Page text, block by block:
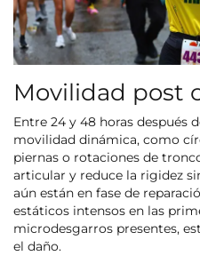
Movilidad post
Entre 24 y 48 horas después
movilidad dinámica, como
piernas o rotaciones de
articular y reduce la rigidez
aún están en fase de
estáticos intensos en las
microdesgarros presentes,
el daño.